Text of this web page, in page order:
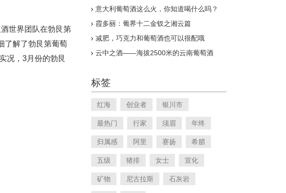
世界团队在勃艮第
了解了勃艮第葡萄
况，3月份的勃艮
意大利葡萄酒这么火，你知道喝什么吗？
霞多丽：葡界十二金钗之湘云篇
减肥，巧克力和葡萄酒也可以很配哦
云中之酒——海拔2500米的云南葡萄酒
标签
红海 创业者 银川市
最热门 行家 须眉 年终
归属感 阿里 赛扬 希腊
五级 猪排 女士 宣化
矿物 尼古拉斯 石灰岩